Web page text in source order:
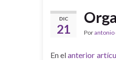
DIC
21 Porantonio
En elanterior